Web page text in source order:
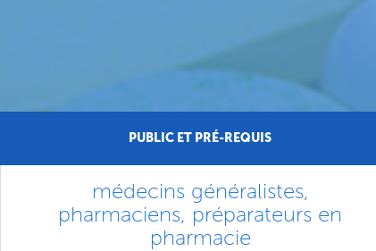
PUBLIC ET PRÉ-REQUIS
médecins généralistes,
pharmaciens, préparateurs en
pharmacie